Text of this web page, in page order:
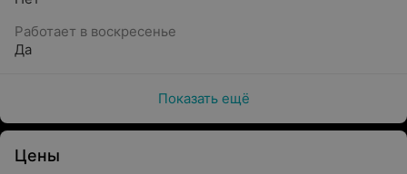
Работает в воскресенье
Да
Показать ещё
Цены